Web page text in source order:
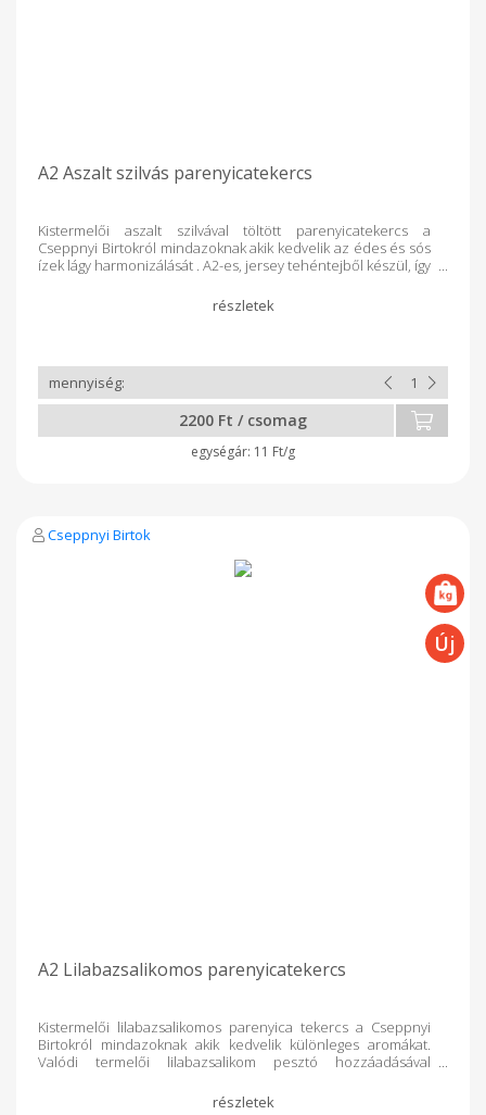
A2 Aszalt szilvás parenyicatekercs
Kistermelői aszalt szilvával töltött parenyicatekercs a
Cseppnyi Birtokról mindazoknak akik kedvelik az édes és sós
ízek lágy harmonizálását . A2-es, jersey tehéntejből készül, így
csináljuk. Minden termékünk tartósítószer- és
adalékanyagmentes! Összetevők:
végleges súly és ár átvételkor tudunk mondani.
2200 Ft / csomag
11 Ft/g
Cseppnyi Birtok
A2 Lilabazsalikomos parenyicatekercs
Kistermelői lilabazsalikomos parenyica tekercs a Cseppnyi
Birtokról mindazoknak akik kedvelik különleges aromákat.
Valódi termelői lilabazsalikom pesztó hozzáadásával
tejfehérjeérzékenyek is fogyaszthatják. Teljes tejből csináljuk.